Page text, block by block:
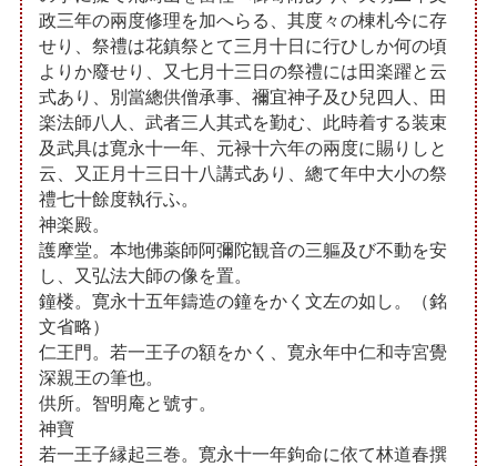
政三年の兩度修理を加へらる、其度々の棟札今に存
せり、祭禮は花鎮祭とて三月十日に行ひしか何の頃
よりか廢せり、又七月十三日の祭禮には田楽躍と云
式あり、別當總供僧承事、禰宜神子及ひ兒四人、田
楽法師八人、武者三人其式を勤む、此時着する装束
及武具は寛永十一年、元禄十六年の兩度に賜りしと
云、又正月十三日十八講式あり、總て年中大小の祭
禮七十餘度執行ふ。
神楽殿。
護摩堂。本地佛薬師阿彌陀観音の三軀及び不動を安
し、又弘法大師の像を置。
鐘楼。寛永十五年鑄造の鐘をかく文左の如し。（銘
文省略）
仁王門。若一王子の額をかく、寛永年中仁和寺宮覺
深親王の筆也。
供所。智明庵と號す。
神寶
若一王子縁起三巻。寛永十一年鉤命に依て林道春撰